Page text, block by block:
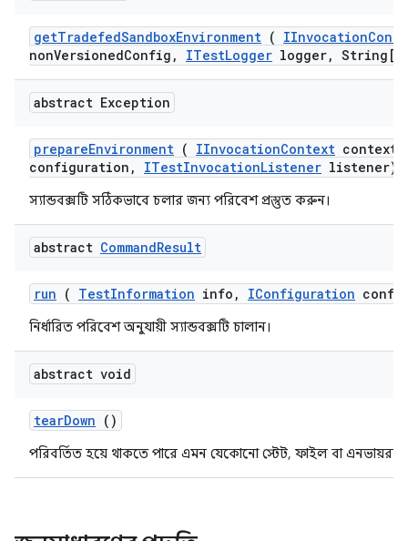
getTradefedSandboxEnvironment ( IInvocation
nonVersionedConfig , ITestLogger logger, String[]
abstract Exception
prepareEnvironment ( IInvocationContext context
configuration , ITestInvocationListener listener)
স্যান্ডবক্সটি সঠিকভাবে চলার জন্য পরিবেশ প্রস্তুত করুন।
abstract CommandResult
run ( TestInformation info , IConfiguration
নির্ধারিত পরিবেশ অনুযায়ী স্যান্ডবক্সটি চালান।
abstract void
tearDown ()
পরিবর্তিত হয়ে থাকতে পারে এমন যেকোনো স্টেট, ফাইল বা